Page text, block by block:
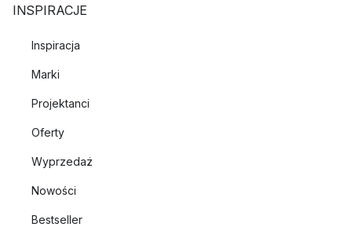
INSPIRACJE
Inspiracja
Marki
Projektanci
Oferty
Wyprzedaż
Nowości
Bestseller